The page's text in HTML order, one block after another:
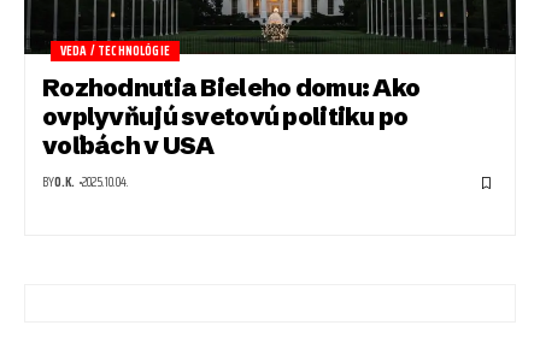
VEDA / TECHNOLÓGIE
Rozhodnutia Bieleho domu: Ako
ovplyvňujú svetovú politiku po
voľbách v USA
BYO.K. 2025.10.04.